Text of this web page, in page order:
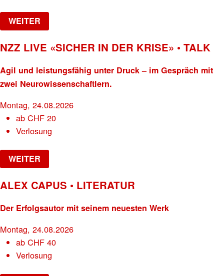
WEITER
NZZ LIVE «SICHER IN DER KRISE» • TALK
Agil und leistungsfähig unter Druck – im Gespräch mit
zwei Neurowissenschaftlern.
Montag, 24.08.2026
abCHF 20
Verlosung
WEITER
ALEX CAPUS • LITERATUR
Der Erfolgsautor mit seinem neuesten Werk
Montag, 24.08.2026
abCHF 40
Verlosung